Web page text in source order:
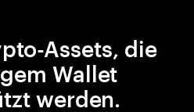
Assets, die
Wallet
werden.